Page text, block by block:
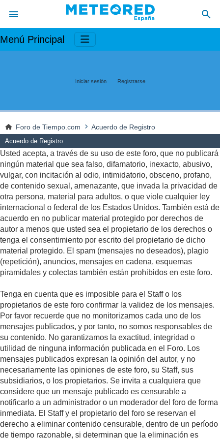
Menú Principal
Iniciar sesión Registrarse
Foro de Tiempo.com Acuerdo de Registro
Acuerdo de Registro
Usted acepta, a través de su uso de este foro, que no publicará
ningún material que sea falso, difamatorio, inexacto, abusivo,
vulgar, con incitación al odio, intimidatorio, obsceno, profano,
de contenido sexual, amenazante, que invada la privacidad de
otra persona, material para adultos, o que viole cualquier ley
internacional o federal de los Estados Unidos. También está de
acuerdo en no publicar material protegido por derechos de
autor a menos que usted sea el propietario de los derechos o
tenga el consentimiento por escrito del propietario de dicho
material protegido. El spam (mensajes no deseados), plagio
(repetición), anuncios, mensajes en cadena, esquemas
piramidales y colectas también están prohibidos en este foro.
Tenga en cuenta que es imposible para el Staff o los
propietarios de este foro confirmar la validez de los mensajes.
Por favor recuerde que no monitorizamos cada uno de los
mensajes publicados, y por tanto, no somos responsables de
su contenido. No garantizamos la exactitud, integridad o
utilidad de ninguna información publicada en el Foro. Los
mensajes publicados expresan la opinión del autor, y no
necesariamente las opiniones de este foro, su Staff, sus
subsidiarios, o los propietarios. Se invita a cualquiera que
considere que un mensaje publicado es censurable a
notificarlo a un administrador o un moderador del foro de forma
inmediata. El Staff y el propietario del foro se reservan el
derecho a eliminar contenido censurable, dentro de un período
de tiempo razonable, si determinan que la eliminación es